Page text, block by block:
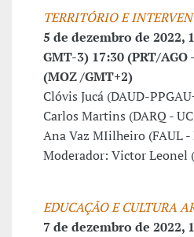
TERRITÓRIO E
5 de dezembro de 2022,
GMT-3) 17:30 (PRT/AGO
(MOZ /GMT+2)
Clóvis Jucá (DAUD-
Carlos Martins (DARQ -
Ana Vaz MIilheiro (FAUL
Moderador: Victor Leonel
EDUCAÇÃO E CULTURA
7 de dezembro de 2022,